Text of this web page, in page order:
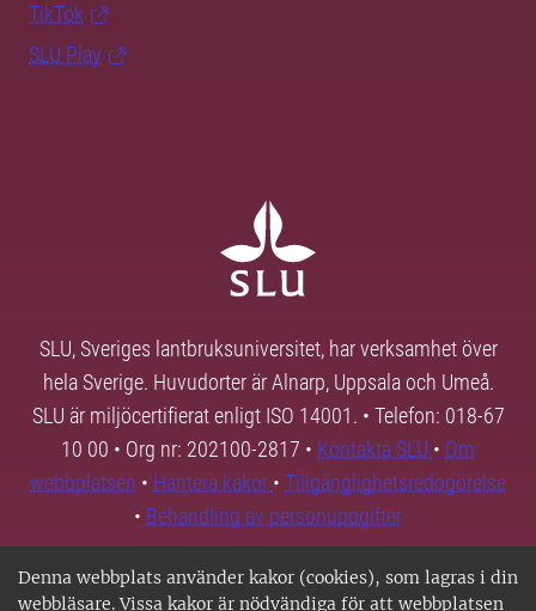
Denna webbplats använder kakor (cookies), som lagras i din
webbläsare. Vissa kakor är nödvändiga för att webbplatsen
TikTok
SLU Play
SLU, Sveriges lantbruksuniversitet, har verksamhet över
hela Sverige. Huvudorter är Alnarp, Uppsala och Umeå.
SLU är miljöcertifierat enligt ISO 14001. • Telefon: 018-67
10 00 • Org nr: 202100-2817 • Kontakta SLU • Om
webbplatsen • Hantera kakor • Tillgänglighetsredogörelse
• Behandling av personuppgifter